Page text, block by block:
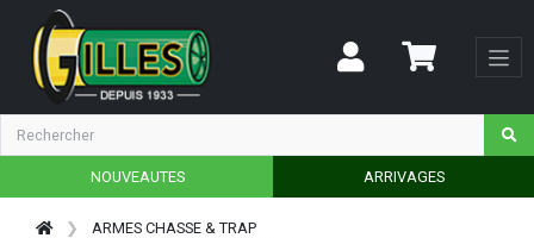
NOUVEAUTES ARRIVAGES
ARMES CHASSE & TRAP